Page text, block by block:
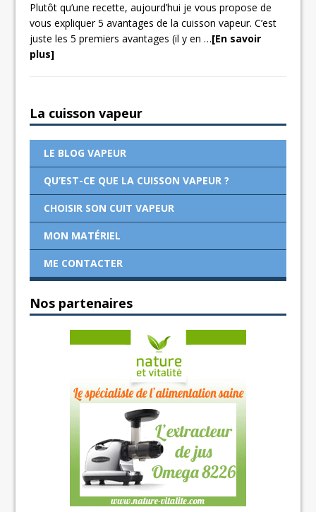
Plutôt qu’une recette, aujourd’hui je vous propose de
vous expliquer 5 avantages de la cuisson vapeur. C’est
juste les 5 premiers avantages (il y en…[En savoir
plus]
La cuisson vapeur
LE BLOG VAPEUR
QU’EST-CE QUE LA CUISSON VAPEUR ?
CHOISIR SON CUIT VAPEUR
MON MATÉRIEL
ME CONTACTER
Nos partenaires